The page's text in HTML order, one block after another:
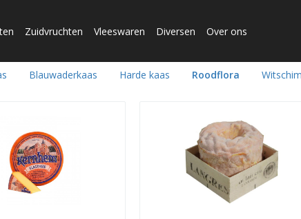
Zuidvruchten Vleeswaren Diversen Over ons
Blauwaderkaas Harde kaas Roodflora